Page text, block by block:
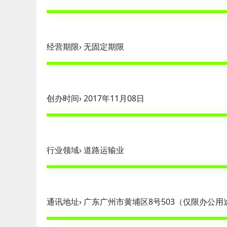
经营期限› 无固定期限
创办时间› 2017年11月08日
行业领域› 道路运输业
通讯地址› 广东广州市黄埔区8号503（仅限办公用